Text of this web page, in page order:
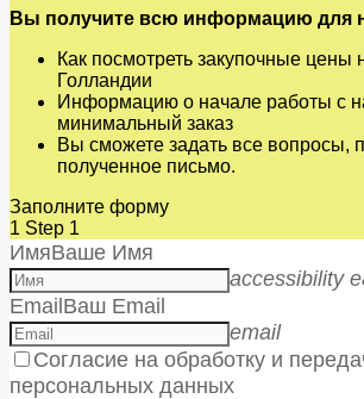
Вы получите всю информацию для
Как посмотреть закупочные цены
Голландии
Информацию о начале работы с
минимальный заказ
Вы сможете задать все вопросы,
полученное письмо.
Заполните форму
1 Step 1
ИмяВаше Имя
accessibility
EmailВаш Email
email
Согласие на обработку и
персональных данных